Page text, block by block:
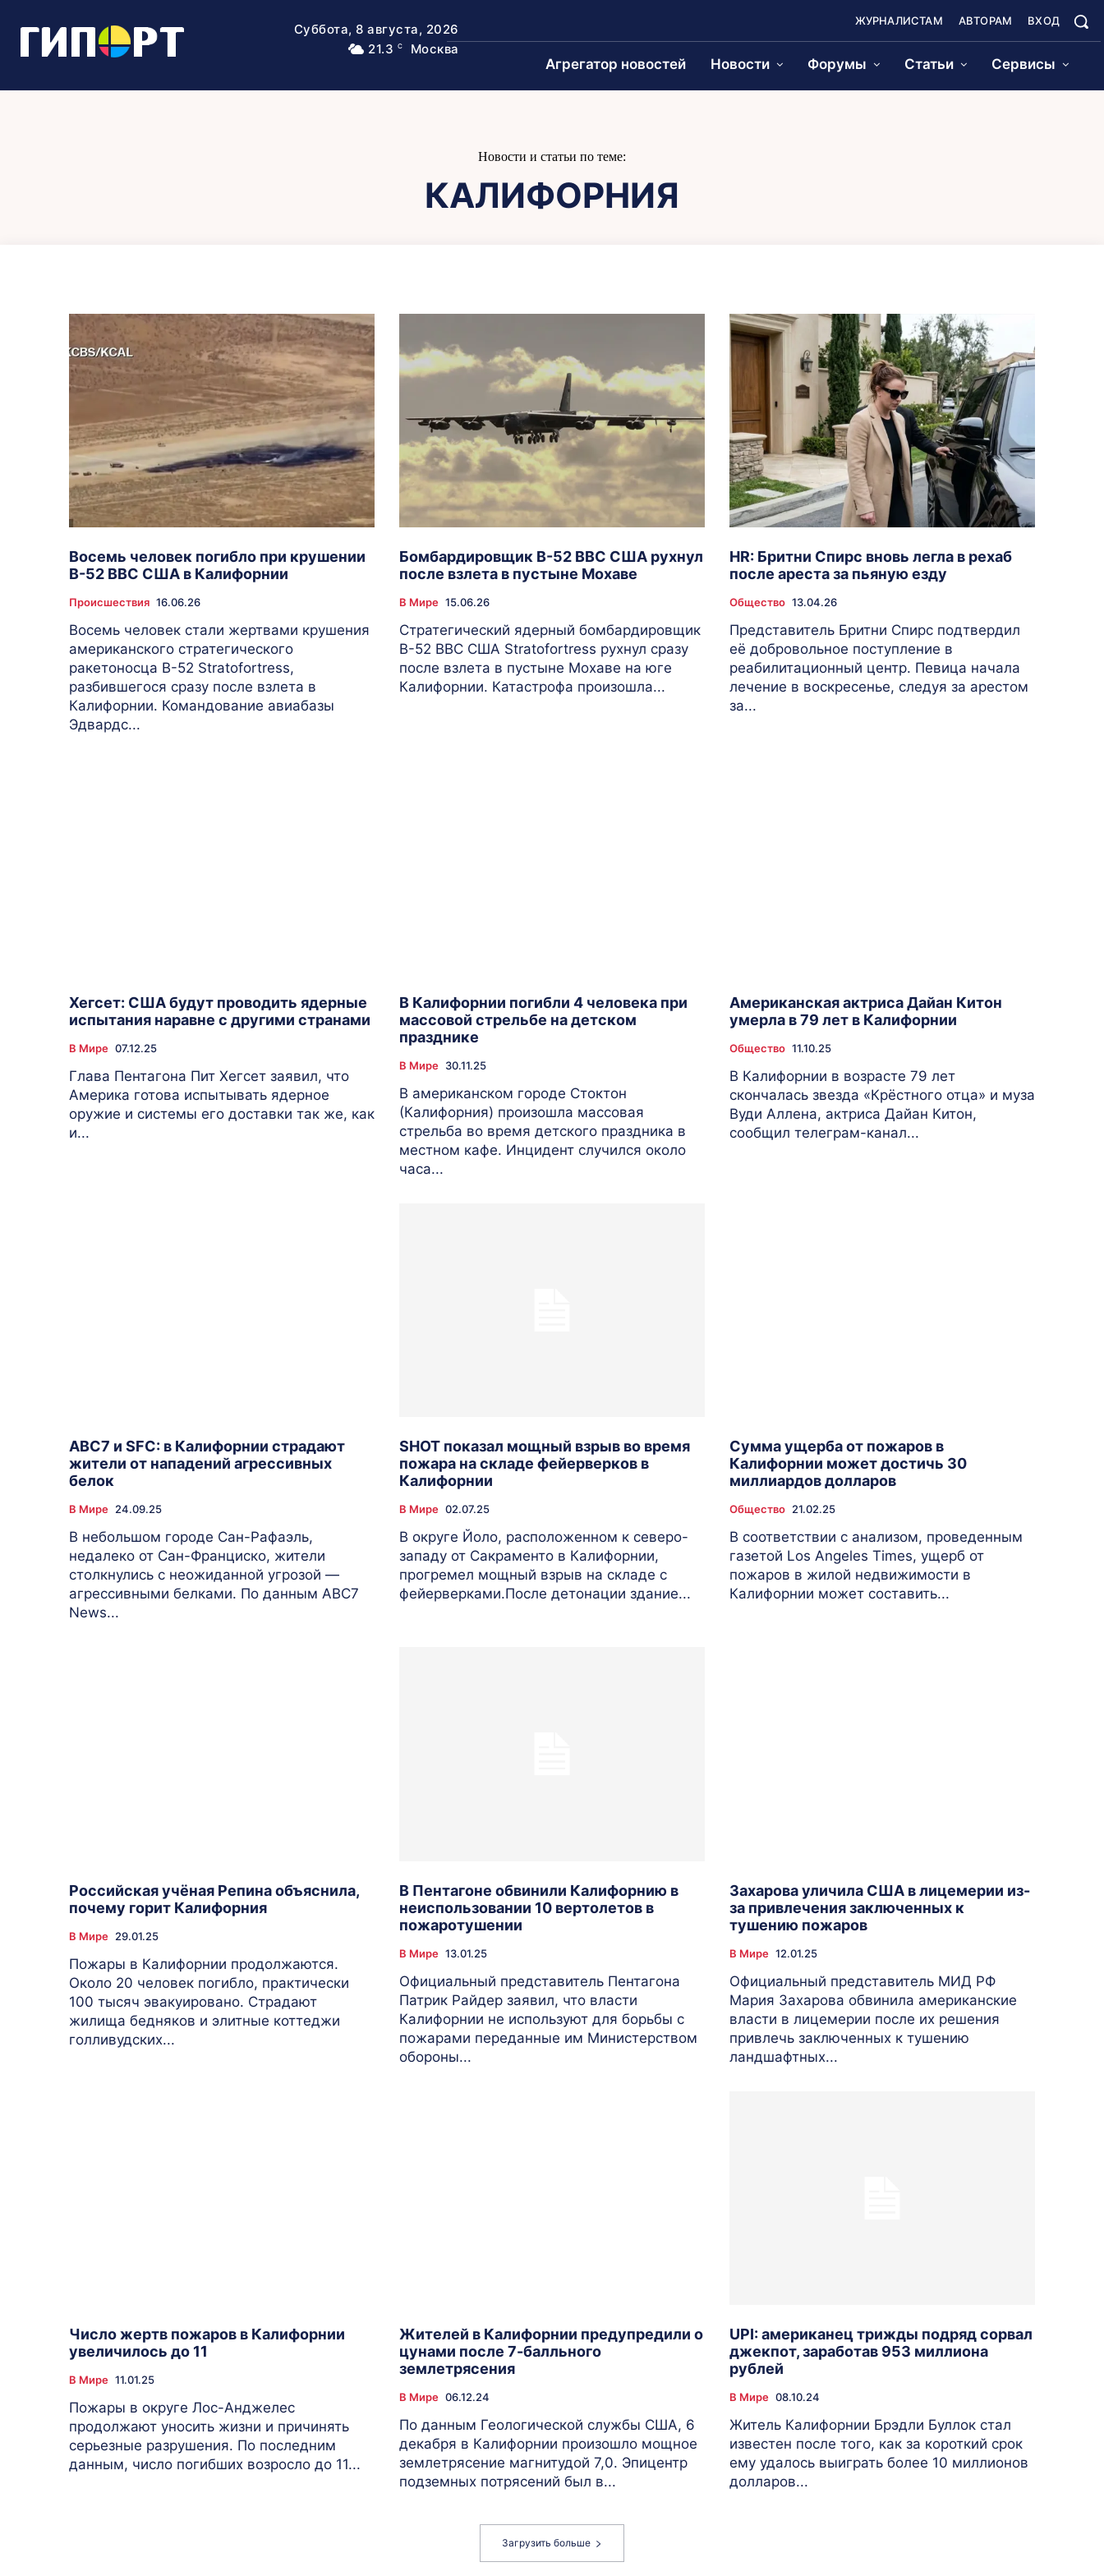
Суббота, 8 августа, 2026
21.3
C Москва
ЖУРНАЛИСТАМ АВТОРАМ ВХОД
Агрегатор новостей Новости Форумы Статьи Сервисы
Новости и статьи по теме:
КАЛИФОРНИЯ
Восемь человек погибло при крушении
B-52 ВВС США в Калифорнии
Происшествия 16.06.26
Восемь человек стали жертвами крушения
американского стратегического
ракетоносца B-52 Stratofortress,
разбившегося сразу после взлета в
Калифорнии. Командование авиабазы
Эдвардс...
Бомбардировщик B-52 ВВС США рухнул
после взлета в пустыне Мохаве
В Мире 15.06.26
Стратегический ядерный бомбардировщик
B-52 ВВС США Stratofortress рухнул сразу
после взлета в пустыне Мохаве на юге
Калифорнии. Катастрофа произошла...
HR: Бритни Спирс вновь легла в рехаб
после ареста за пьяную езду
Общество 13.04.26
Представитель Бритни Спирс подтвердил
её добровольное поступление в
реабилитационный центр. Певица начала
лечение в воскресенье, следуя за арестом
за...
Хегсет: США будут проводить ядерные
испытания наравне с другими странами
В Мире 07.12.25
Глава Пентагона Пит Хегсет заявил, что
Америка готова испытывать ядерное
оружие и системы его доставки так же, как
и...
В Калифорнии погибли 4 человека при
массовой стрельбе на детском
празднике
В Мире 30.11.25
В американском городе Стоктон
(Калифорния) произошла массовая
стрельба во время детского праздника в
местном кафе. Инцидент случился около
часа...
Американская актриса Дайан Китон
умерла в 79 лет в Калифорнии
Общество 11.10.25
В Калифорнии в возрасте 79 лет
скончалась звезда «Крёстного отца» и муза
Вуди Аллена, актриса Дайан Китон,
сообщил телеграм-канал...
ABC7 и SFC: в Калифорнии страдают
жители от нападений агрессивных
белок
В Мире 24.09.25
В небольшом городе Сан-Рафаэль,
недалеко от Сан-Франциско, жители
столкнулись с неожиданной угрозой —
агрессивными белками. По данным ABC7
News...
SHOT показал мощный взрыв во время
пожара на складе фейерверков в
Калифорнии
В Мире 02.07.25
В округе Йоло, расположенном к северо-
западу от Сакраменто в Калифорнии,
прогремел мощный взрыв на складе с
фейерверками.После детонации здание...
Сумма ущерба от пожаров в
Калифорнии может достичь 30
миллиардов долларов
Общество 21.02.25
В соответствии с анализом, проведенным
газетой Los Angeles Times, ущерб от
пожаров в жилой недвижимости в
Калифорнии может составить...
Российская учёная Репина объяснила,
почему горит Калифорния
В Мире 29.01.25
Пожары в Калифорнии продолжаются.
Около 20 человек погибло, практически
100 тысяч эвакуировано. Страдают
жилища бедняков и элитные коттеджи
голливудских...
В Пентагоне обвинили Калифорнию в
неиспользовании 10 вертолетов в
пожаротушении
В Мире 13.01.25
Официальный представитель Пентагона
Патрик Райдер заявил, что власти
Калифорнии не используют для борьбы с
пожарами переданные им Министерством
обороны...
Захарова уличила США в лицемерии из-
за привлечения заключенных к
тушению пожаров
В Мире 12.01.25
Официальный представитель МИД РФ
Мария Захарова обвинила американские
власти в лицемерии после их решения
привлечь заключенных к тушению
ландшафтных...
Число жертв пожаров в Калифорнии
увеличилось до 11
В Мире 11.01.25
Пожары в округе Лос-Анджелес
продолжают уносить жизни и причинять
серьезные разрушения. По последним
данным, число погибших возросло до 11...
Жителей в Калифорнии предупредили о
цунами после 7-балльного
землетрясения
В Мире 06.12.24
По данным Геологической службы США, 6
декабря в Калифорнии произошло мощное
землетрясение магнитудой 7,0. Эпицентр
подземных потрясений был в...
UPI: американец трижды подряд сорвал
джекпот, заработав 953 миллиона
рублей
В Мире 08.10.24
Житель Калифорнии Брэдли Буллок стал
известен после того, как за короткий срок
ему удалось выиграть более 10 миллионов
долларов...
Загрузить больше